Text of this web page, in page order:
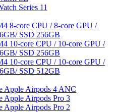
Series 11
8-core CPU / 8-core GPU /
SSD 256GB
10-core CPU / 10-core GPU /
SSD 256GB
10-core CPU / 10-core GPU /
SSD 512GB
Apple Airpods 4 ANC
Apple Airpods Pro 3
Apple Airpods Pro 2